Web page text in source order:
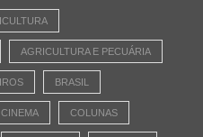
AGRICULTURA E PECUÁRIA
BRASIL
CINEMA COLUNAS